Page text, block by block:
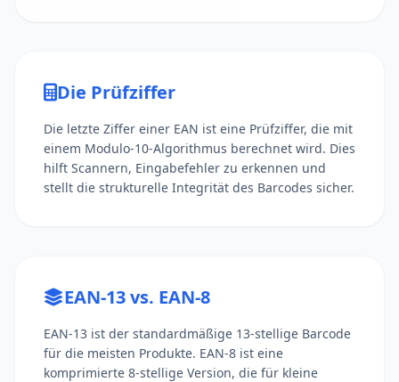
Die Prüfziffer
Die letzte Ziffer einer EAN ist eine Prüfziffer, die mit
einem Modulo-10-Algorithmus berechnet wird. Dies
hilft Scannern, Eingabefehler zu erkennen und
stellt die strukturelle Integrität des Barcodes sicher.
EAN-13 vs. EAN-8
EAN-13 ist der standardmäßige 13-stellige Barcode
für die meisten Produkte. EAN-8 ist eine
komprimierte 8-stellige Version, die für kleine